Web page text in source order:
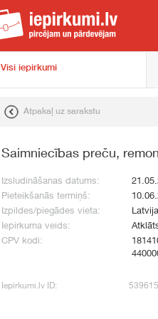
Visi iepirkumi
Atpakaļ uz sarakstu
Saimniecības preču,
Izsludināšanas datums:
Pieteikšanās termiņš:
Izpildes/piegādes vieta:
Iepirkuma veids:
CPV kodi:
Iepirkumi.lv ID: